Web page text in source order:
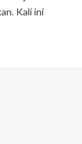
Kali ini